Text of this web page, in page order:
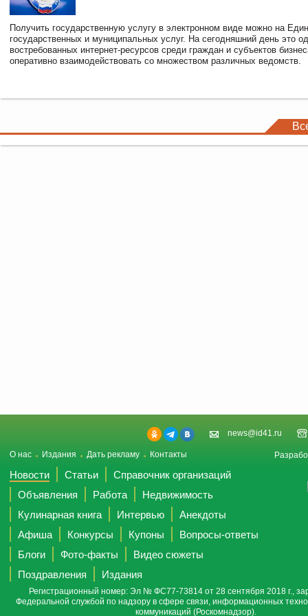
Получить государственную услугу в электронном виде можно на
государственных и муниципальных услуг. На сегодняшний день это
востребованных интернет-ресурсов среди граждан и субъектов
оперативно взаимодействовать со множеством различных ведомств.
news@id41.ru
О нас Издания Дать рекламу Контакты
Новости Статьи
Справочник организаций
Объявления
Работа
Недвижимость
Кулинарная книга
Интервью
Анекдоты
Афиша
Конкурсы Купоны
Вопросы-ответы
Блоги
Фото-факты
Видео сюжеты
Поздравления
Издания
Регистрационный номер: Эл № ФС77-73814 от 28 сентября 2018 г.,
Федеральной службой по надзору в сфере связи, информационных
коммуникаций (Роскомнадзор).